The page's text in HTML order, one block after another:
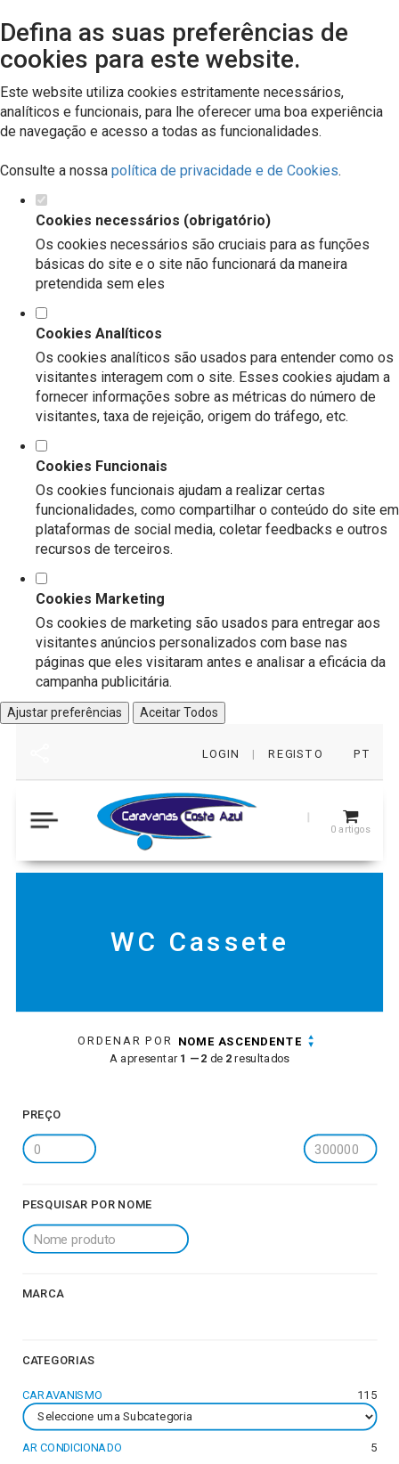
Defina as suas preferências de
cookies para este website.
Este website utiliza cookies estritamente necessários,
analíticos e funcionais, para lhe oferecer uma boa experiência
de navegação e acesso a todas as funcionalidades.
Consulte a nossa política de privacidade e de Cookies.
Cookies necessários (obrigatório)
Os cookies necessários são cruciais para as funções
básicas do site e o site não funcionará da maneira
pretendida sem eles
Cookies Analíticos
Os cookies analíticos são usados para entender como os
visitantes interagem com o site. Esses cookies ajudam a
fornecer informações sobre as métricas do número de
visitantes, taxa de rejeição, origem do tráfego, etc.
Cookies Funcionais
Os cookies funcionais ajudam a realizar certas
funcionalidades, como compartilhar o conteúdo do site em
plataformas de social media, coletar feedbacks e outros
recursos de terceiros.
Cookies Marketing
Os cookies de marketing são usados para entregar aos
visitantes anúncios personalizados com base nas
páginas que eles visitaram antes e analisar a eficácia da
campanha publicitária.
Ajustar preferências Aceitar Todos
LOGIN | REGISTO PT
0 artigos
WC Cassete
ORDENAR POR
NOME ASCENDENTE
A apresentar 1 — 2 de 2 resultados
PREÇO
PESQUISAR POR NOME
MARCA
CATEGORIAS
CARAVANISMO 115
AR CONDICIONADO 5